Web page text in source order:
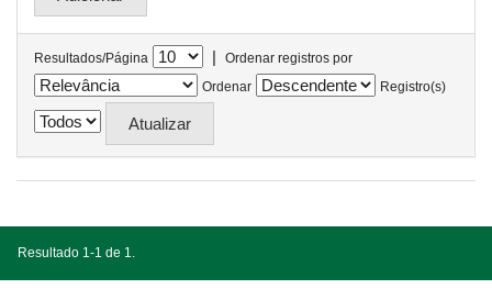
Resultados/Página |
Ordenar registros por
Ordenar
Registro(s)
Resultado 1-1 de 1.